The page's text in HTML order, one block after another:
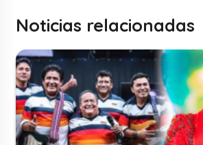
Noticias relacionadas